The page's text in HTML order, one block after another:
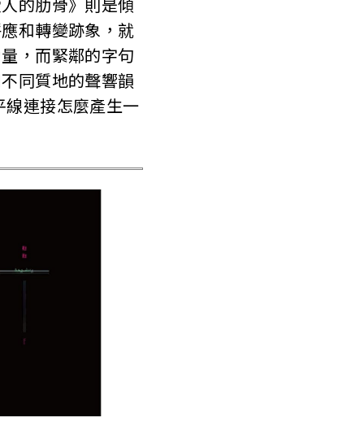
和轉變跡象，就
，而緊鄰的字句
同質地的聲響韻
連接怎麼產生一